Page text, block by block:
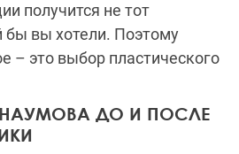
получится не тот
бы вы хотели. Поэтому
– это выбор пластического
НАУМОВА ДО И ПОСЛЕ